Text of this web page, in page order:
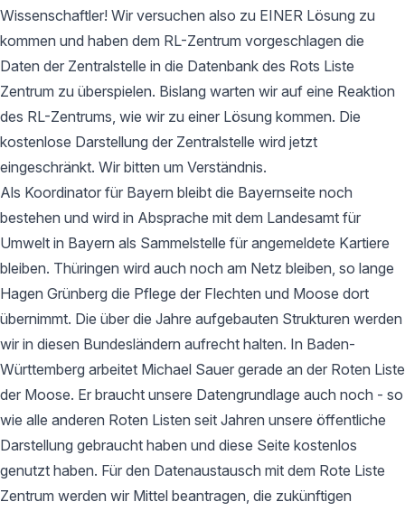
Wissenschaftler! Wir versuchen also zu EINER Lösung zu
kommen und haben dem RL-Zentrum vorgeschlagen die
Daten der Zentralstelle in die Datenbank des Rots Liste
Zentrum zu überspielen. Bislang warten wir auf eine Reaktion
des RL-Zentrums, wie wir zu einer Lösung kommen. Die
kostenlose Darstellung der Zentralstelle wird jetzt
eingeschränkt. Wir bitten um Verständnis.
Als Koordinator für Bayern bleibt die Bayernseite noch
bestehen und wird in Absprache mit dem Landesamt für
Umwelt in Bayern als Sammelstelle für angemeldete Kartiere
bleiben. Thüringen wird auch noch am Netz bleiben, so lange
Hagen Grünberg die Pflege der Flechten und Moose dort
übernimmt. Die über die Jahre aufgebauten Strukturen werden
wir in diesen Bundesländern aufrecht halten. In Baden-
Württemberg arbeitet Michael Sauer gerade an der Roten Liste
der Moose. Er braucht unsere Datengrundlage auch noch - so
wie alle anderen Roten Listen seit Jahren unsere öffentliche
Darstellung gebraucht haben und diese Seite kostenlos
genutzt haben. Für den Datenaustausch mit dem Rote Liste
Zentrum werden wir Mittel beantragen, die zukünftigen